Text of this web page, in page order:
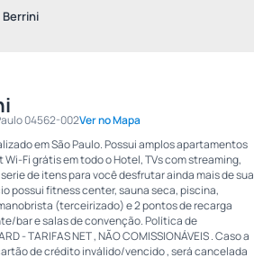
Berrini
04562-002Ver no Mapa
em São Paulo. Possui amplos apartamentos
Fi grátis em todo o Hotel, TVs com streaming,
de itens para você desfrutar ainda mais de sua
possui fitness center, sauna seca, piscina,
(terceirizado) e 2 pontos de recarga
bar e salas de convenção. Política de
- TARIFAS NET , NÃO COMISSIONÁVEIS . Caso a
de crédito inválido/vencido , será cancelada